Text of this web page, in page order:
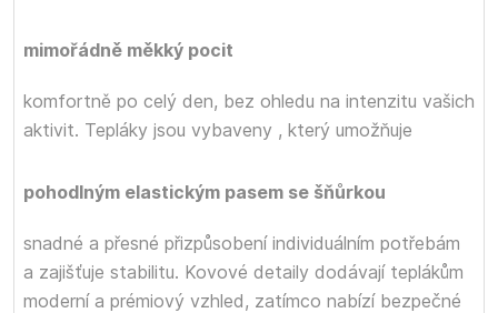
mimořádně měkký pocit
komfortně po celý den, bez ohledu na intenzitu vašich
aktivit. Tepláky jsou vybaveny
pohodlným elastickým pasem se šňůrkou
, který umožňuje
snadné a přesné přizpůsobení individuálním potřebám
a zajišťuje stabilitu. Kovové detaily dodávají teplákům
moderní a prémiový vzhled, zatímco nabízí bezpečné